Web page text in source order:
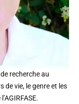
recherche au
de vie, le genre et les